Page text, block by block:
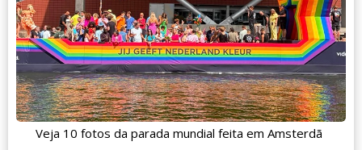
Veja 10 fotos da parada mundial feita em Amsterdã